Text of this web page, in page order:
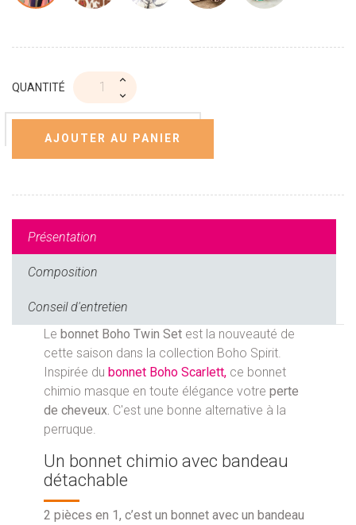
QUANTITÉ
AJOUTER AU PANIER
Présentation
Composition
Conseil d'entretien
Le bonnet Boho Twin Set est la nouveauté de
cette saison dans la collection Boho Spirit.
Inspirée du bonnet Boho Scarlett, ce bonnet
chimio masque en toute élégance votre perte
de cheveux. C'est une bonne alternative à la
perruque.
Un bonnet chimio avec bandeau
détachable
2 pièces en 1, c’est un bonnet avec un bandeau